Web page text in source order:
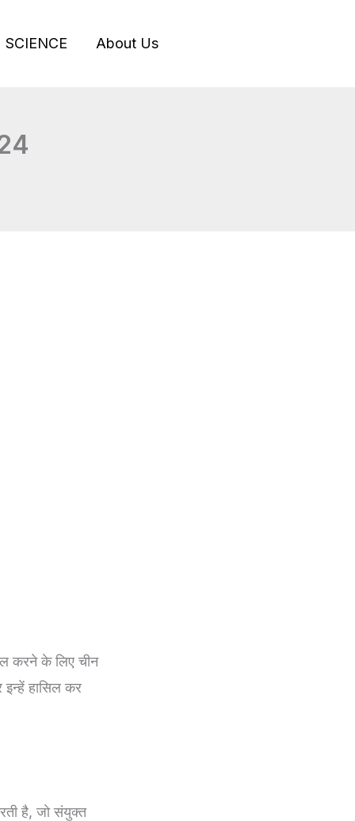
SCIENCE About Us
करने के लिए चीन
हासिल कर
है, जो संयुक्त